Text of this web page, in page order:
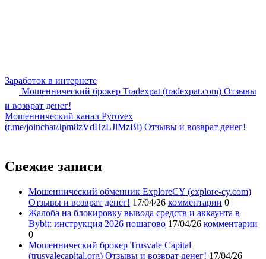
Заработок в интернете
Мошеннический брокер Tradexpat (tradexpat.com) Отзывы
и возврат денег!
Мошеннический канал Pyrovex
(t.me/joinchat/Jpm8zVdHzLJlMzBi) Отзывы и возврат денег!
Свежие записи
Мошеннический обменник ExploreCY (explore-cy.com)
Отзывы и возврат денег! 17/04/26 комментарии 0
Жалоба на блокировку вывода средств и аккаунта в
Bybit: инструкция 2026 пошагово 17/04/26 комментарии
0
Мошеннический брокер Trusvale Capital
(trusvalecapital.org) Отзывы и возврат денег! 17/04/26